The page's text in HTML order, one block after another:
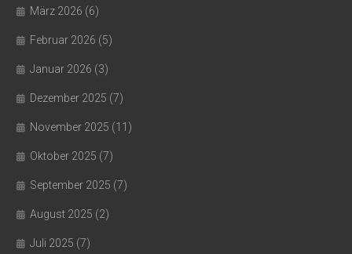
März 2026 (6)
Februar 2026 (5)
Januar 2026 (3)
Dezember 2025 (7)
November 2025 (11)
Oktober 2025 (7)
September 2025 (7)
August 2025 (2)
Juli 2025 (7)